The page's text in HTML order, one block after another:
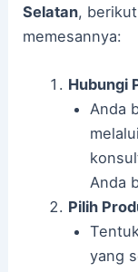
Selatan,
memesannya:
Hubungi
Anda
Anda
Pilih
yang